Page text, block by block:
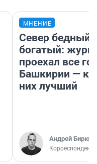
МНЕНИЕ
Север бедный,
богатый:
проехал все
Башкирии —
них лучший
Андрей
Корреспондент